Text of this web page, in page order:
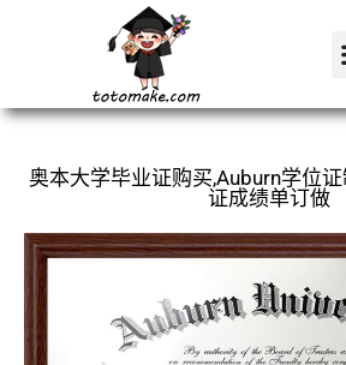
奥本大学毕业证购买,Auburn学位
证成绩单订做